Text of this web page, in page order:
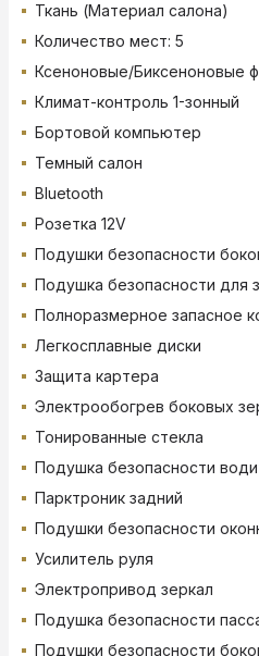
Ткань (Материал салона)
Количество мест: 5
Ксеноновые/Биксеноновые
Климат-контроль 1-зонный
Бортовой компьютер
Темный салон
Bluetooth
Розетка 12V
Подушки безопасности
Подушка безопасности для
Полноразмерное запасное
Легкосплавные диски
Защита картера
Электрообогрев боковых
Тонированные стекла
Подушка безопасности
Парктроник задний
Подушки безопасности
Усилитель руля
Электропривод зеркал
Подушка безопасности
Подушки безопасности